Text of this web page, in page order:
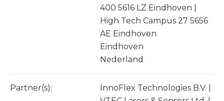
400 5616 LZ Eindhoven |
High Tech Campus 27 5656
AE Eindhoven
Eindhoven
Nederland
Partner(s):
InnoFlex Technologies B.V. |